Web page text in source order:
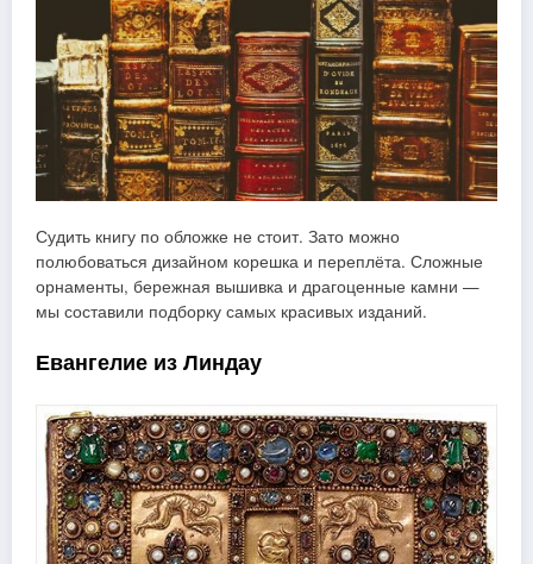
Судить книгу по обложке не стоит. Зато можно
полюбоваться дизайном корешка и переплёта. Сложные
орнаменты, бережная вышивка и драгоценные камни —
мы составили подборку самых красивых изданий.
Евангелие из Линдау